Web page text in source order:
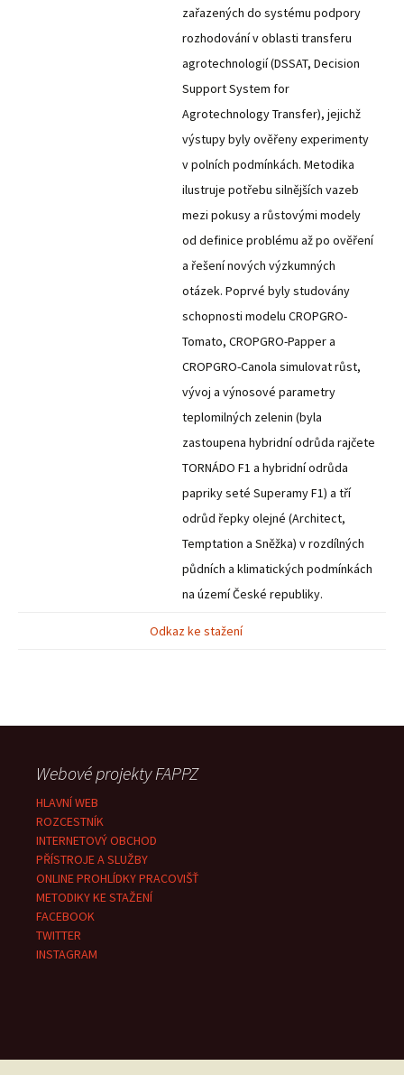
zařazených do systému podpory
rozhodování v oblasti transferu
agrotechnologií (DSSAT, Decision
Support System for
Agrotechnology Transfer), jejichž
výstupy byly ověřeny experimenty
v polních podmínkách. Metodika
ilustruje potřebu silnějších vazeb
mezi pokusy a růstovými modely
od definice problému až po ověření
a řešení nových výzkumných
otázek. Poprvé byly studovány
schopnosti modelu CROPGRO-
Tomato, CROPGRO-Papper a
CROPGRO-Canola simulovat růst,
vývoj a výnosové parametry
teplomilných zelenin (byla
zastoupena hybridní odrůda rajčete
TORNÁDO F1 a hybridní odrůda
papriky seté Superamy F1) a tří
odrůd řepky olejné (Architect,
Temptation a Sněžka) v rozdílných
půdních a klimatických podmínkách
na území České republiky.
Odkaz ke stažení
Webové projekty FAPPZ
HLAVNÍ WEB
ROZCESTNÍK
INTERNETOVÝ OBCHOD
PŘÍSTROJE A SLUŽBY
ONLINE PROHLÍDKY PRACOVIŠŤ
METODIKY KE STAŽENÍ
FACEBOOK
TWITTER
INSTAGRAM